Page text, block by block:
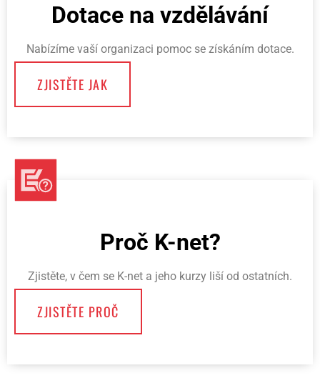
Dotace na vzdělávání
Nabízíme vaší organizaci pomoc se získáním dotace.
ZJISTĚTE JAK
Proč K-net?
Zjistěte, v čem se K-net a jeho kurzy liší od ostatních.
ZJISTĚTE PROČ